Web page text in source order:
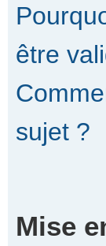
être
sujet ?
Mise